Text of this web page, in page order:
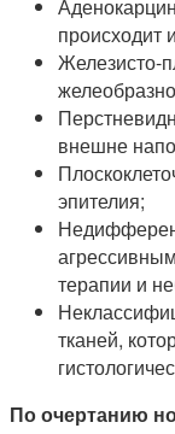
происходит
Железисто-
внешне
эпителия;
терапии и
тканей,
По очертанию